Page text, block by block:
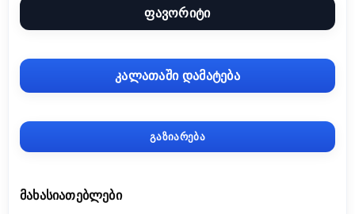
ფავორიტი
კალათაში დამატება
გაზიარება
ᲛᲐᲮᲐᲡᲘᲐᲗᲔᲑᲚᲔᲑᲘ